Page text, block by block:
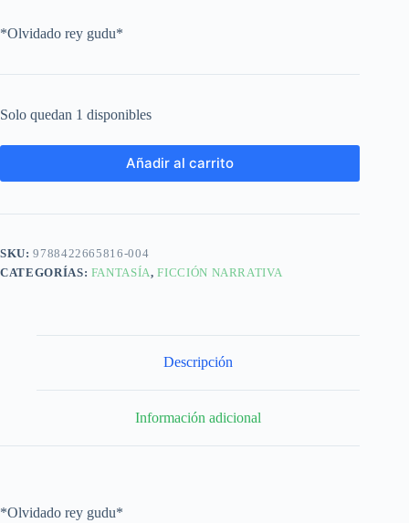
*Olvidado rey gudu*
Solo quedan 1 disponibles
Añadir al carrito
SKU:9788422665816-004
CATEGORÍAS: FANTASÍA,FICCIÓN NARRATIVA
Descripción
Información adicional
*Olvidado rey gudu*